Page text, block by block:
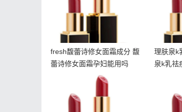
fresh馥蕾诗修女面霜成分 馥
蕾诗修女面霜孕妇能用吗
理肤泉k
泉k乳祛
朵拉朵尚电动眼霜使用方
冬天